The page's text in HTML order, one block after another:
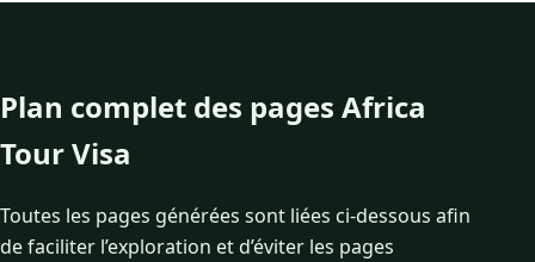
Plan complet des pages Africa
Tour Visa
Toutes les pages générées sont liées ci-dessous afin
de faciliter l’exploration et d’éviter les pages